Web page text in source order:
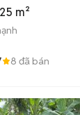
25 m²
8 đã bán